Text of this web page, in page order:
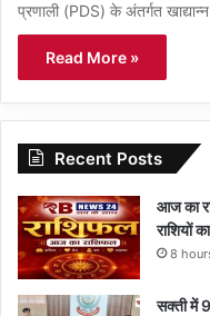
प्रणाली (PDS) के अंतर्गत खाद्यान्न
Read More »
Recent Posts
आज का
राशियों
8
सक्ती में